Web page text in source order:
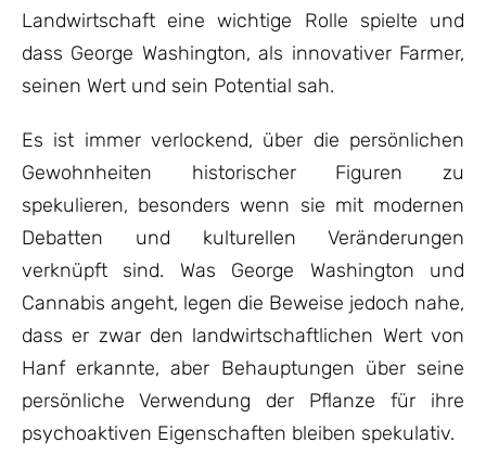
Landwirtschaft eine wichtige Rolle spielte und
dass George Washington, als innovativer Farmer,
seinen Wert und sein Potential sah.
Es ist immer verlockend, über die persönlichen
Gewohnheiten historischer Figuren zu
spekulieren, besonders wenn sie mit modernen
Debatten und kulturellen Veränderungen
verknüpft sind. Was George Washington und
Cannabis angeht, legen die Beweise jedoch nahe,
dass er zwar den landwirtschaftlichen Wert von
Hanf erkannte, aber Behauptungen über seine
persönliche Verwendung der Pflanze für ihre
psychoaktiven Eigenschaften bleiben spekulativ.